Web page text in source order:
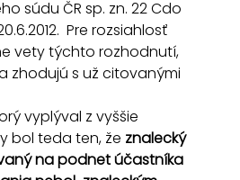
súdu ČR sp. zn. 22 Cdo
Pre rozsiahlosť
vety týchto rozhodnutí,
zhodujú s už citovanými
vyplýval z vyššie
bol teda ten, že znalecký
na podnet účastníka